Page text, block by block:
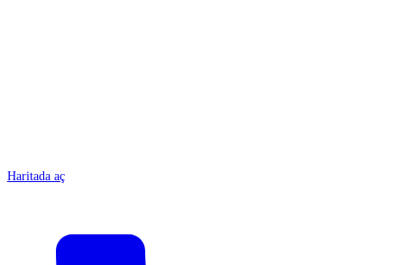
Haritada aç